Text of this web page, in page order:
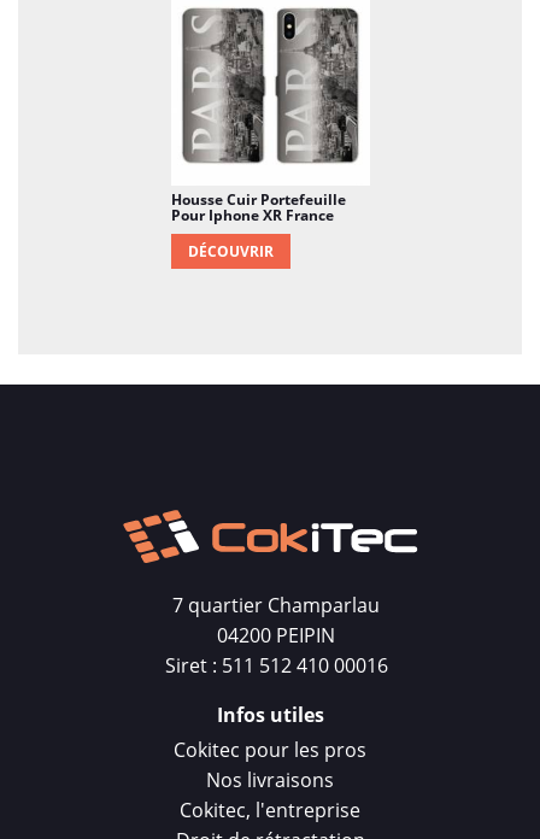
Housse Cuir Portefeuille
Pour Iphone XR France
DÉCOUVRIR
7 quartier Champarlau
04200 PEIPIN
Siret : 511 512 410 00016
Infos utiles
Cokitec pour les pros
Nos livraisons
Cokitec, l'entreprise